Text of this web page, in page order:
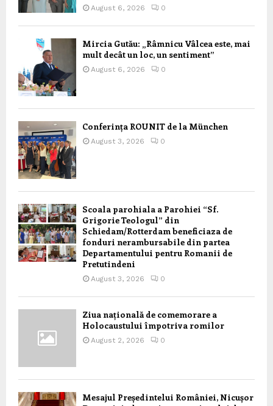
August 6, 2026 0
Mircia Gutău: „Râmnicu Vâlcea este, mai
mult decât un loc, un sentiment”
August 6, 2026 0
Conferința ROUNIT de la München
August 3, 2026 0
Scoala parohiala a Parohiei “Sf.
Grigorie Teologul” din
Schiedam/Rotterdam beneficiaza de
fonduri nerambursabile din partea
Departamentului pentru Romanii de
Pretutindeni
August 3, 2026 0
Ziua națională de comemorare a
Holocaustului împotriva romilor
August 2, 2026 0
Mesajul Președintelui României, Nicușor